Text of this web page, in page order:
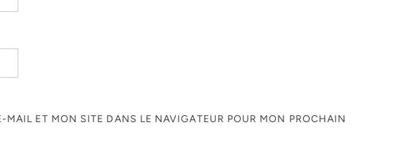
MAIL ET MON SITE DANS LE NAVIGATEUR POUR MON PROCHAIN